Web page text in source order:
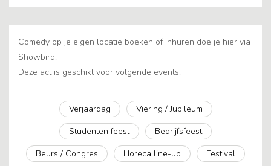
Comedy op je eigen locatie boeken of inhuren doe je hier via
Showbird.
Deze act is geschikt voor volgende events:
Verjaardag
Viering / Jubileum
Studenten feest
Bedrijfsfeest
Beurs / Congres
Horeca line-up Festival